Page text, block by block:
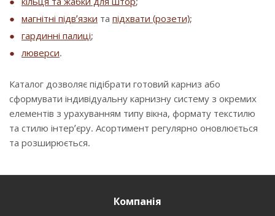
магнітні підв’язки та підхвати (розети);
гардинні палиці;
люверси.
Каталог дозволяє підібрати готовий карниз або
сформувати індивідуальну карнизну систему з окремих
елементів з урахуванням типу вікна, формату текстилю
та стилю інтер’єру. Асортимент регулярно оновлюється
та розширюється.
Компанія